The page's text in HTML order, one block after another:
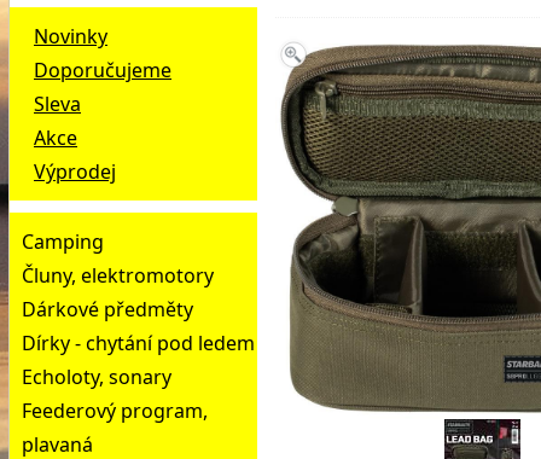
Novinky
Doporučujeme
Sleva
Akce
Výprodej
Camping
Čluny, elektromotory
Dárkové předměty
Dírky - chytání pod ledem
Echoloty, sonary
Feederový program,
plavaná